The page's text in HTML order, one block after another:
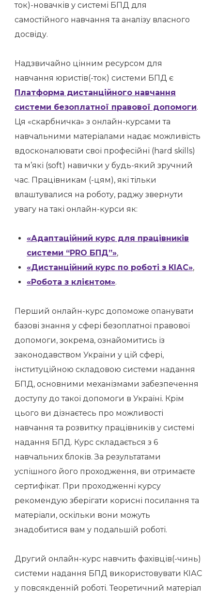
ток)-новачків у системі БПД для
самостійного навчання та аналізу власного
досвіду.
Надзвичайно цінним ресурсом для
навчання юристів(-ток) системи БПД є
Платформа дистанційного навчання
системи безоплатної правової допомоги.
Ця «скарбничка» з онлайн-курсами та
навчальними матеріалами надає можливість
вдосконалювати свої професійні (hard skills)
та м’які (soft) навички у будь-який зручний
час. Працівникам (-цям), які тільки
влаштувалися на роботу, раджу звернути
увагу на такі онлайн-курси як:
«Адаптаційний курс для працівників
системи “PRO БПД”»,
«Дистанційний курс по роботі з КІАС»,
«Робота з клієнтом».
Перший онлайн-курс допоможе опанувати
базові знання у сфері безоплатної правової
допомоги, зокрема, ознайомитись із
законодавством України у цій сфері,
інституційною складовою системи надання
БПД, основними механізмами забезпечення
доступу до такої допомоги в Україні. Крім
цього ви дізнаєтесь про можливості
навчання та розвитку працівників у системі
надання БПД. Курс складається з 6
навчальних блоків. За результатами
успішного його проходження, ви отримаєте
сертифікат. При проходженні курсу
рекомендую зберігати корисні посилання та
матеріали, оскільки вони можуть
знадобитися вам у подальшій роботі.
Другий онлайн-курс навчить фахівців(-чинь)
системи надання БПД використовувати КІАС
у повсякденній роботі. Теоретичний матеріал